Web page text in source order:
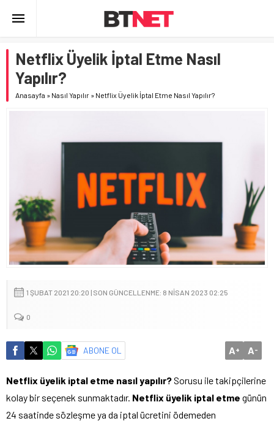
Netflix Üyelik İptal Etme Nasıl
Yapılır?
Anasayfa » Nasıl Yapılır » Netflix Üyelik İptal Etme Nasıl Yapılır?
1 ŞUBAT 2021 20:20 | SON GÜNCELLENME: 8 NISAN 2023 02:25
0
ABONE OL A+ A-
Netflix üyelik iptal etme nasıl yapılır?Sorusu ile takipçilerine
kolay bir seçenek sunmaktadır. Netflix üyelik iptal etme günün
24 saatinde sözleşme ya da iptal ücretini ödemeden